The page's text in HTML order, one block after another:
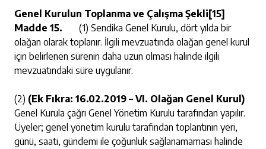
Genel Kurulun Toplanma ve Çalışma Şekli [15]
Madde 15. (1) Sendika Genel Kurulu, dört yılda bir
olağan olarak toplanır. İlgili mevzuatında olağan genel kurul
için belirlenen sürenin daha uzun olması halinde ilgili
mevzuatındaki süre uygulanır.
(2) (Ek Fıkra: 16.02.2019 – VI. Olağan Genel Kurul)
Genel Kurula çağrı Genel Yönetim Kurulu tarafından yapılır.
Üyeler; genel yönetim kurulu tarafından toplantının yeri,
günü, saati, gündemi ile çoğunluk sağlanamaması halinde